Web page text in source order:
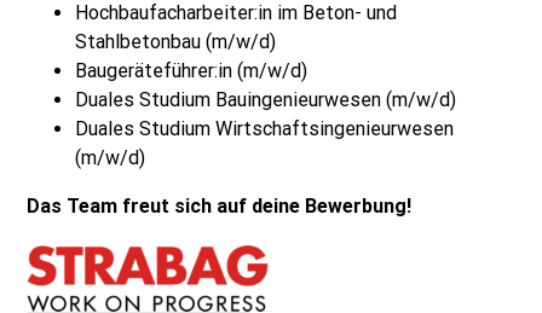
Hochbaufacharbeiter:in im Beton- und
Stahlbetonbau (m/w/d)
Baugeräteführer:in (m/w/d)
Duales Studium Bauingenieurwesen (m/w/d)
Duales Studium Wirtschaftsingenieurwesen
(m/w/d)
Das Team freut sich auf deine Bewerbung!